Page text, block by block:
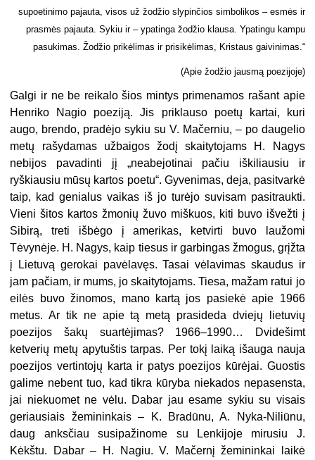
supoetinimo pajau­ta, visos už žodžio slypinčios simbolikos – esmės ir
prasmės pajauta. Sykiu ir – ypa­tinga žodžio klausa. Ypatingu kampu
pasu­kimas. Žodžio prikėlimas ir prisikėlimas, Kristaus gaivinimas.“
(Apie žodžio jausmą poezijoje)
Galgi ir ne be reikalo šios mintys primenamos rašant apie
Henriko Nagio poeziją. Jis priklauso poetų kartai, kuri
augo, brendo, pradėjo sykiu su V. Ma­černiu, – po daugelio
metų rašydamas užbaigos žodį skaitytojams H. Nagys
nebijos pavadinti jį „neabejotinai pačiu iškiliausiu ir
ryškiausiu mūsų kartos poetu“. Gyvenimas, deja, pasitvarkė
taip, kad genialus vaikas iš jo turėjo suvisam pasitraukti.
Vieni šitos kartos žmonių žuvo miškuos, kiti buvo išvežti į
Sibirą, treti išbėgo į amerikas, ket­virti buvo laužomi
Tėvynėje. H. Nagys, kaip tiesus ir garbingas žmogus, grįž­ta
į Lietuvą gerokai pavėlavęs. Tasai vėlavimas skaudus ir
jam pačiam, ir mums, jo skaitytojams. Tiesa, mažam ratui jo
eilės buvo žinomos, mano kar­tą jos pasiekė apie 1966
metus. Ar tik ne apie tą metą prasideda dviejų lie­tuvių
poezijos šakų suartėjimas? 1966–1990… Dvidešimt
ketverių metų apytuš­tis tarpas. Per tokį laiką išauga nauja
poezijos vertintojų karta ir patys poezijos kūrėjai. Guostis
galime nebent tuo, kad tikra kūryba niekados nepa­sensta,
jai niekuomet ne vėlu. Dabar jau esame sykiu su visais
geriausiais žemininkais – K. Bradūnu, A. Nyka-Niliūnu,
daug anksčiau susipažinome su Lenkijoje mirusiu J.
Kėkštu. Dabar – H. Nagiu. V. Mačernį žemininkai lai­kė